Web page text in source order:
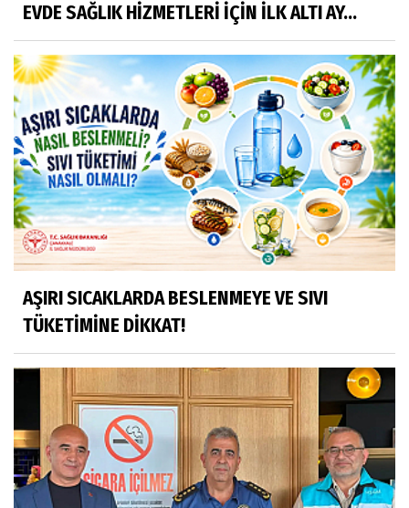
EVDE SAĞLIK HİZMETLERİ İÇİN İLK ALTI AY...
AŞIRI SICAKLARDA BESLENMEYE VE SIVI
TÜKETİMİNE DİKKAT!